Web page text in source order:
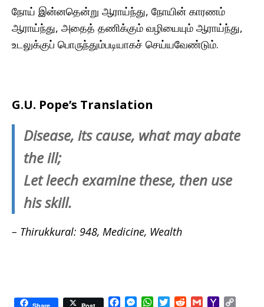
நோய் இன்னதென்று ஆராய்ந்து, நோயின் காரணம்
ஆராய்ந்து, அதைத் தணிக்கும் வழியையும் ஆராய்ந்து,
உடலுக்குப் பொருந்தும்படியாகச் செய்யவேண்டும்.
G.U. Pope’s Translation
Disease, its cause, what may abate
the ill;
Let leech examine these, then use
his skill.
– Thirukkural: 948, Medicine, Wealth
M
W
T